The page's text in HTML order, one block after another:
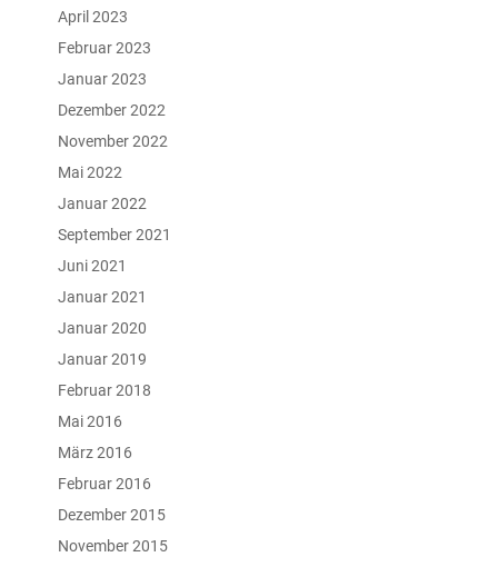
April 2023
Februar 2023
Januar 2023
Dezember 2022
November 2022
Mai 2022
Januar 2022
September 2021
Juni 2021
Januar 2021
Januar 2020
Januar 2019
Februar 2018
Mai 2016
März 2016
Februar 2016
Dezember 2015
November 2015